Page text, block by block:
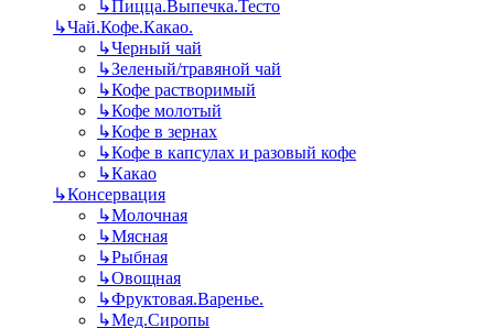
↳Пицца.Выпечка.Тесто
↳Чай.Кофе.Какао.
↳Черный чай
↳Зеленый/травяной чай
↳Кофе растворимый
↳Кофе молотый
↳Кофе в зернах
↳Кофе в капсулах и разовый кофе
↳Какао
↳Консервация
↳Молочная
↳Мясная
↳Рыбная
↳Овощная
↳Фруктовая.Варенье.
↳Мед.Сиропы